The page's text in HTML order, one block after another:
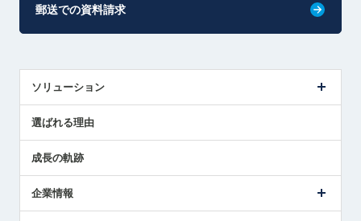
郵送での資料請求
ソリューション
解決策提案
選ばれる理由
成長の軌跡
企業情報